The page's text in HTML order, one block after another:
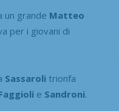
un grande Matteo
per i giovani di
Sassaroli trionfa
e Sandroni.